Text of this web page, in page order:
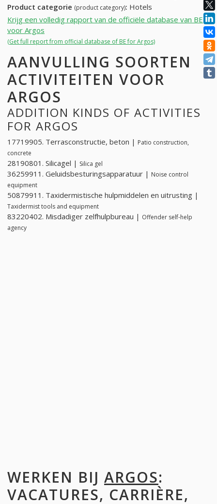
Product categorie (product category): Hotels
Krijg een volledig rapport van de officiële database van BE
voor Argos
(Get full report from official database of BE for Argos)
AANVULLING SOORTEN
ACTIVITEITEN VOOR
ARGOS
ADDITION KINDS OF ACTIVITIES
FOR ARGOS
17719905. Terrasconstructie, beton | Patio construction,
concrete
28190801. Silicagel | Silica gel
36259911. Geluidsbesturingsapparatuur | Noise control
equipment
50879911. Taxidermistische hulpmiddelen en uitrusting |
Taxidermist tools and equipment
83220402. Misdadiger zelfhulpbureau | Offender self-help
agency
WERKEN BIJ ARGOS:
VACATURES, CARRIÈRE,